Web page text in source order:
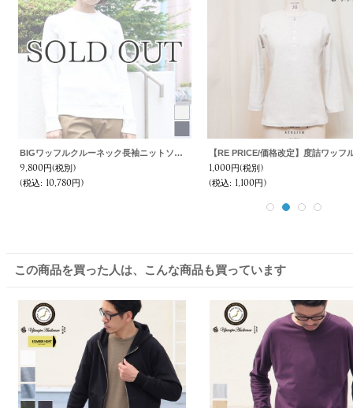
BIGワッフルクルーネック長袖ニットソー [Lady's]【MADE IN JAPAN】『日本製』/ Upscape Audience
9,800円(税別)
(税込: 10,780円)
1,000円(税別)
(税込: 1,100円)
この商品を買った人は、こんな商品も買っています